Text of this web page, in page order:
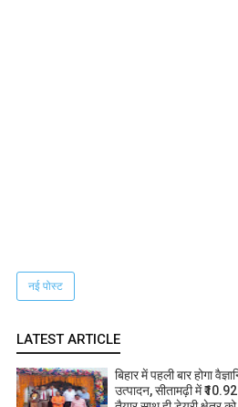
नई पोस्ट
LATEST ARTICLE
बिहार में पहली बार होगा
उत्पादन, सीतामढ़ी में